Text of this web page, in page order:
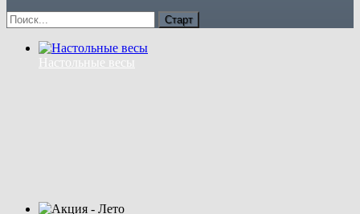
Настольные весы